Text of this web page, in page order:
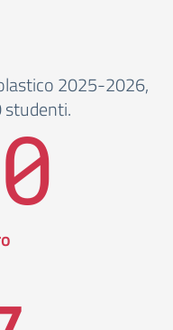
2025-2026,
studenti.